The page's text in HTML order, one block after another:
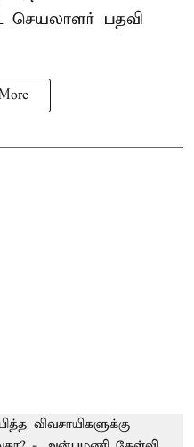
செயலாளர் பதவி